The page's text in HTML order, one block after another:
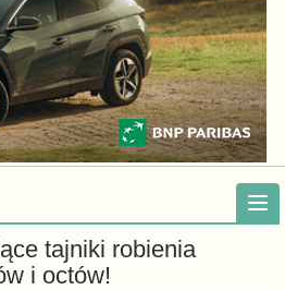
tajniki robienia
i octów!